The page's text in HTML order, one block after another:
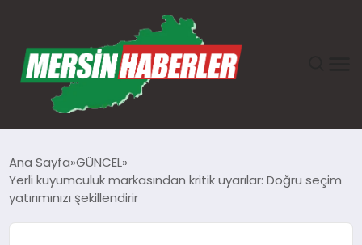
GÜNDEM
Ana Sayfa GÜNCEL
Yerli kuyumculuk markasından kritik uyarılar: Doğru seçim
yatırımınızı şekillendirir